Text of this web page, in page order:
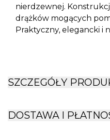
nierdzewnej.
drążków mogących
Praktyczny, elegancki i
SZCZEGÓŁY
DOSTAWA I